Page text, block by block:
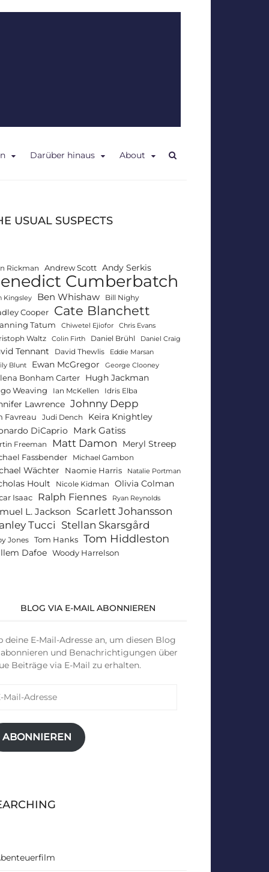
Darüber hinaus About
USUAL SUSPECTS
Rickman Andrew Scott Andy Serkis
Cumberbatch
Kingsley Ben Whishaw Bill Nighy
Cooper Cate Blanchett
Tatum Chiwetel Ejiofor Chris Evans
Waltz Colin Firth Daniel Brühl Daniel Craig
Tennant David Thewlis
Eddie Marsan
Blunt
Ewan McGregor George Clooney
Bonham Carter Hugh Jackman
Weaving Ian McKellen Idris Elba
Lawrence Johnny Depp
Favreau Judi Dench
Keira Knightley
DiCaprio
Mark Gatiss
Freeman Matt Damon Meryl Streep
Fassbender Michael Gambon
Wächter Naomie Harris Natalie Portman
Hoult Nicole Kidman Olivia Colman
Isaac Ralph Fiennes Ryan Reynolds
L. Jackson Scarlett Johansson
Tucci Stellan Skarsgård
Jones Tom Hanks Tom Hiddleston
Dafoe Woody Harrelson
BLOG VIA E-MAIL ABONNIEREN
deine E-Mail-Adresse an, um diesen Blog
und Benachrichtigungen über
Beiträge via E-Mail zu erhalten.
ABONNIEREN